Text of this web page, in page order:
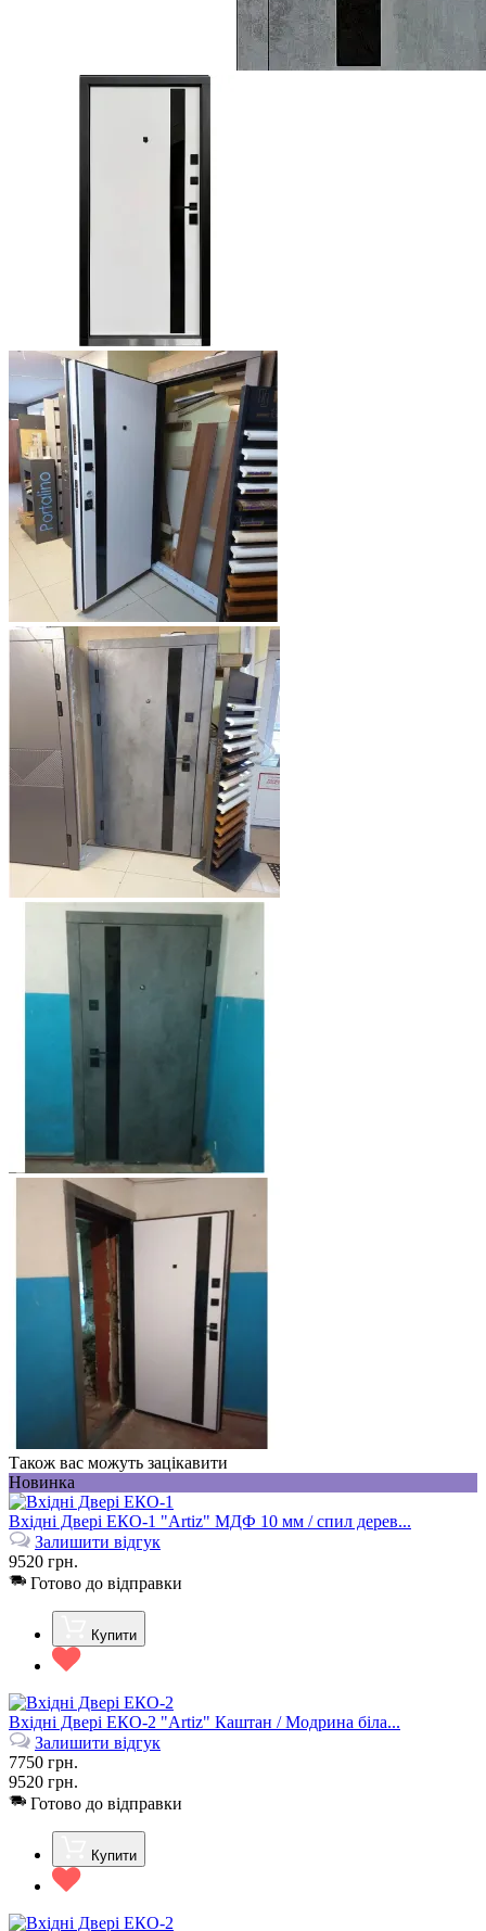
Також вас можуть зацікавити
Новинка
Вхідні Двері ЕКО-1 "Artiz" МДФ 10 мм / спил дерев...
Залишити відгук
9520 грн.
Готово до відправки
Купити
Вхідні Двері ЕКО-2 "Artiz" Каштан / Модрина біла...
Залишити відгук
7750 грн.
9520 грн.
Готово до відправки
Купити